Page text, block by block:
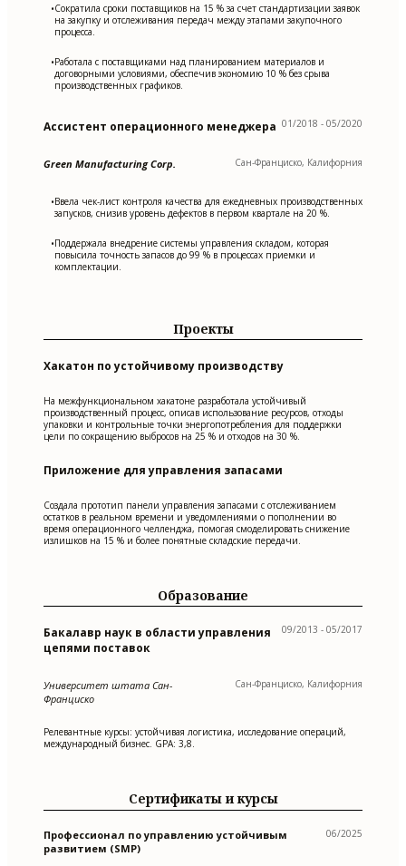
•Сократила сроки поставщиков на 15 % за счет стандартизации заявок
на закупку и отслеживания передач между этапами закупочного
процесса.
•Работала с поставщиками над планированием материалов и
договорными условиями, обеспечив экономию 10 % без срыва
производственных графиков.
Ассистент операционного менеджера 01/2018 - 05/2020
Green Manufacturing Corp. Сан-Франциско, Калифорния
•Ввела чек-лист контроля качества для ежедневных производственных
запусков, снизив уровень дефектов в первом квартале на 20 %.
•Поддержала внедрение системы управления складом, которая
повысила точность запасов до 99 % в процессах приемки и
комплектации.
Проекты
Хакатон по устойчивому производству
На межфункциональном хакатоне разработала устойчивый
производственный процесс, описав использование ресурсов, отходы
упаковки и контрольные точки энергопотребления для поддержки
цели по сокращению выбросов на 25 % и отходов на 30 %.
Приложение для управления запасами
Создала прототип панели управления запасами с отслеживанием
остатков в реальном времени и уведомлениями о пополнении во
время операционного челленджа, помогая смоделировать снижение
излишков на 15 % и более понятные складские передачи.
Образование
Бакалавр наук в области управления
цепями поставок
09/2013 - 05/2017
Университет штата Сан-
Франциско
Сан-Франциско, Калифорния
Релевантные курсы: устойчивая логистика, исследование операций,
международный бизнес. GPA: 3,8.
Сертификаты и курсы
Профессионал по управлению устойчивым
развитием (SMP)
06/2025